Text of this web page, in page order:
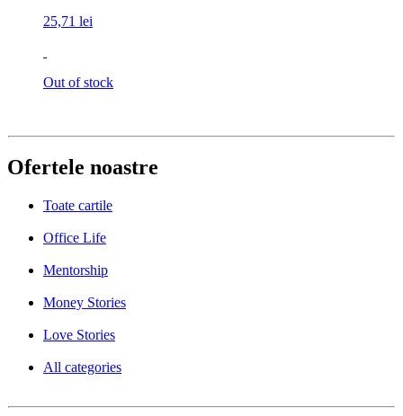
25,71 lei
Out of stock
Ofertele noastre
Toate cartile
Office Life
Mentorship
Money Stories
Love Stories
All categories